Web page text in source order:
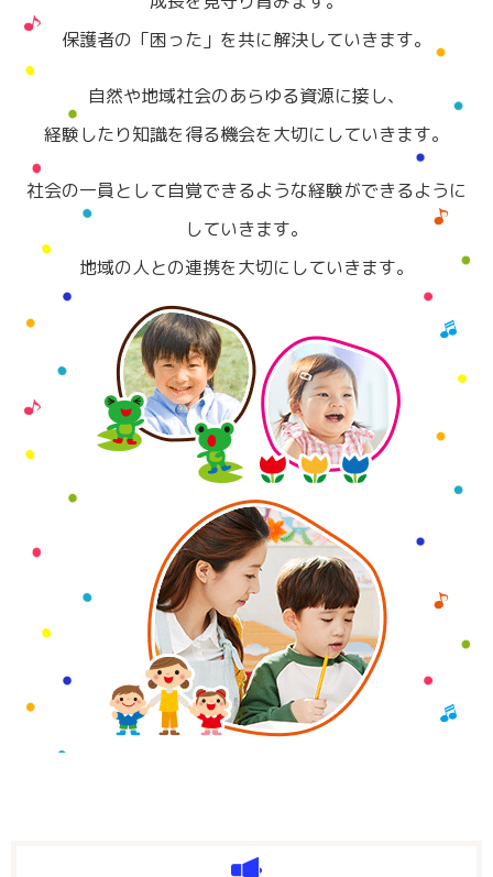
保護者の「困った」を共に解決していきます。
自然や地域社会のあらゆる資源に接し、
経験したり知識を得る機会を大切にしていきます。
社会の一員として自覚できるような経験ができるように
していきます。
地域の人との連携を大切にしていきます。